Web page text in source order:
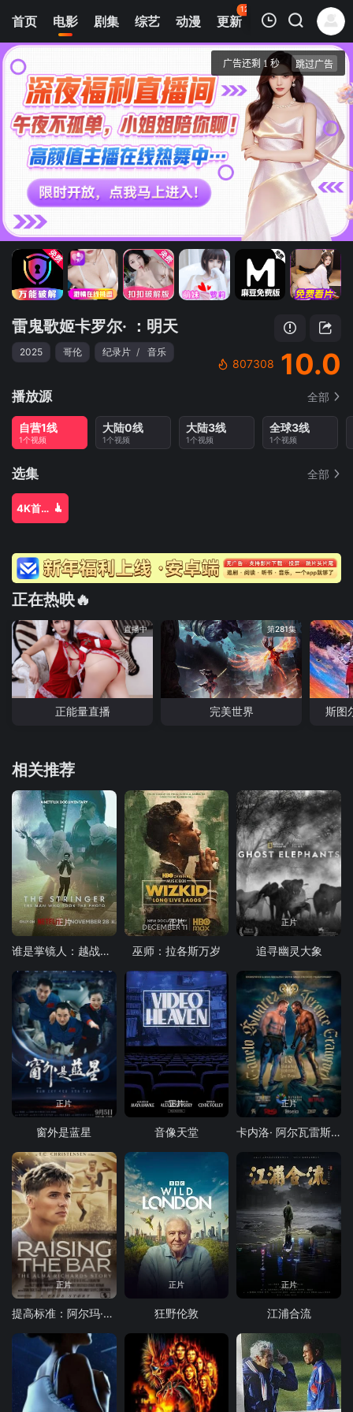
首页 电影 剧集 综艺 动漫 更新
120
热榜 APP
4K首家独播
雷鬼歌姬卡罗尔·C：明天真美好
清空
雷鬼歌姬卡罗尔· ：明天
2025 哥伦 纪录片 / 音乐
807308 10.0
播放源 全部
自营1线
1个视频
大陆0线
1个视频
大陆3线
1个视频
全球3线
1个视频
选集 全部
4K首家独播
正在热映🔥
直播中
正能量直播
第281集
完美世界 斯图
相关推荐
正片
谁是掌镜人：越战经典照片之谜
正片
巫师：拉各斯万岁
正片
追寻幽灵大象
正片
窗外是蓝星
正片
音像天堂
正片
卡内洛· 阿尔瓦雷斯 vs 特伦斯·克劳福德
正片
提高标准：阿尔玛·理查兹的故事
正片
狂野伦敦
正片
江浦合流